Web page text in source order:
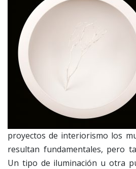
proyectos de interiorismo los
resultan fundamentales, pero
Un tipo de iluminación u otra